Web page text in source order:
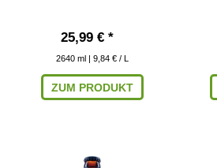
25,99 € *
2640 ml | 9,84 € / L
ZUM PRODUKT